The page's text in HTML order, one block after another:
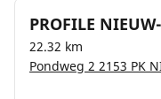
PROFILE
22.32 km
Pondweg 2 2153 PK